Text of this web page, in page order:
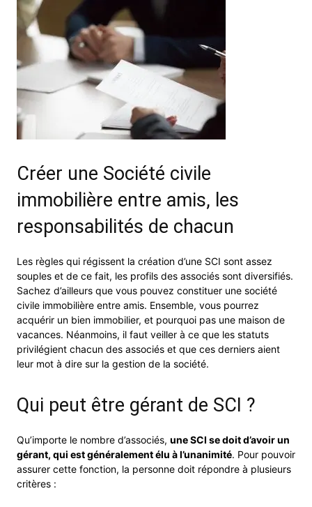
Créer une Société civile
immobilière entre amis, les
responsabilités de chacun
Les règles qui régissent la création d’une SCI sont assez
souples et de ce fait, les profils des associés sont diversifiés.
Sachez d’ailleurs que vous pouvez constituer une société
civile immobilière entre amis. Ensemble, vous pourrez
acquérir un bien immobilier, et pourquoi pas une maison de
vacances. Néanmoins, il faut veiller à ce que les statuts
privilégient chacun des associés et que ces derniers aient
leur mot à dire sur la gestion de la société.
Qui peut être gérant de SCI ?
Qu’importe le nombre d’associés, une SCI se doit d’avoir un
gérant, qui est généralement élu à l’unanimité. Pour pouvoir
assurer cette fonction, la personne doit répondre à plusieurs
critères :